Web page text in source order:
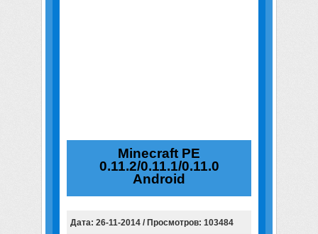
Minecraft PE
0.11.2/0.11.1/0.11.0
Android
Дата: 26-11-2014 / Просмотров: 103484